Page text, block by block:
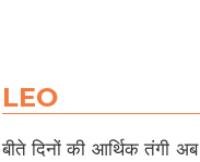
LEO
बीते दिनों की आर्थिक तंगी